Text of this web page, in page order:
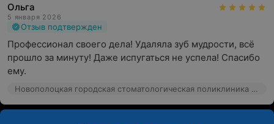
Ольга
5 января 2026
Отзыв подтвержден
Профессионал своего дела! Удаляла зуб мудрости, всё
прошло за минуту! Даже испугаться не успела! Спасибо
ему.
Новополоцкая городская стоматологическая поликлиника №1, ул. Блохина, 27